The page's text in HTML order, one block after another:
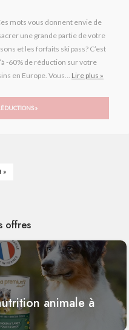
mots vous donnent envie de
une grande partie de votre
et les forfaits ski pass? C’est
-60% de réduction sur votre
en Europe. Vous... Lire plus »
»
»
offres
animale à